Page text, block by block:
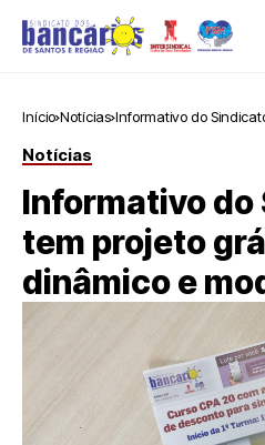
Início Notícias Informativo do
Notícias
Informativo
tem projeto
dinâmico e